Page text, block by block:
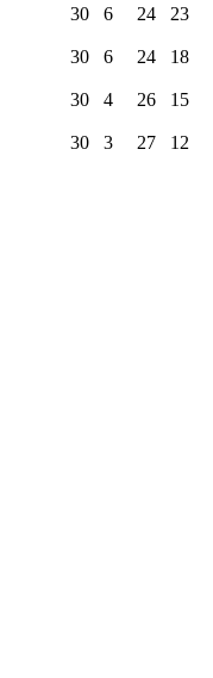
30 6 24 23
30 6 24 18
30 4 26 15
30 3 27 12